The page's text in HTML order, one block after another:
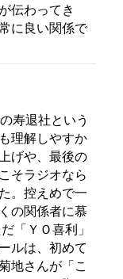
伝わってき
に良い関係で
寿退社という
理解しやすか
げや、最後の
そラジオなら
。控えめで一
の関係者に慕
「ＹＯ喜利」
ルは、初めて
地さんが「こ